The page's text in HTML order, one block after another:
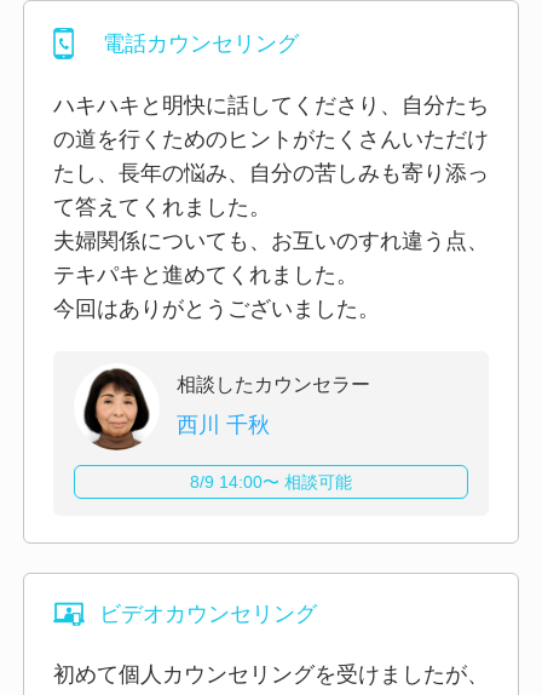
電話カウンセリング
ハキハキと明快に話してくださり、自分たち
の道を行くためのヒントがたくさんいただけ
たし、長年の悩み、自分の苦しみも寄り添っ
て答えてくれました。
夫婦関係についても、お互いのすれ違う点、
テキパキと進めてくれました。
今回はありがとうございました。
相談したカウンセラー
西川 千秋
8/9 14:00〜 相談可能
ビデオカウンセリング
初めて個人カウンセリングを受けましたが、